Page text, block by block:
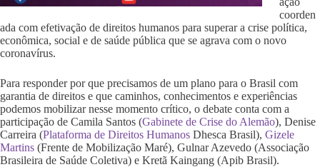
coorden
ada com efetivação de direitos humanos para superar a crise política,
econômica, social e de saúde pública que se agrava com o novo
coronavírus.
Para responder por que precisamos de um plano para o Brasil com
garantia de direitos e que caminhos, conhecimentos e experiências
podemos mobilizar nesse momento crítico, o debate conta com a
participação de Camila Santos (Gabinete de Crise do Alemão), Denise
Carreira (Plataforma de Direitos Humanos Dhesca Brasil), Gizele
Martins (Frente de Mobilização Maré), Gulnar Azevedo (Associação
Brasileira de Saúde Coletiva) e Kretã Kaingang (Apib Brasil).